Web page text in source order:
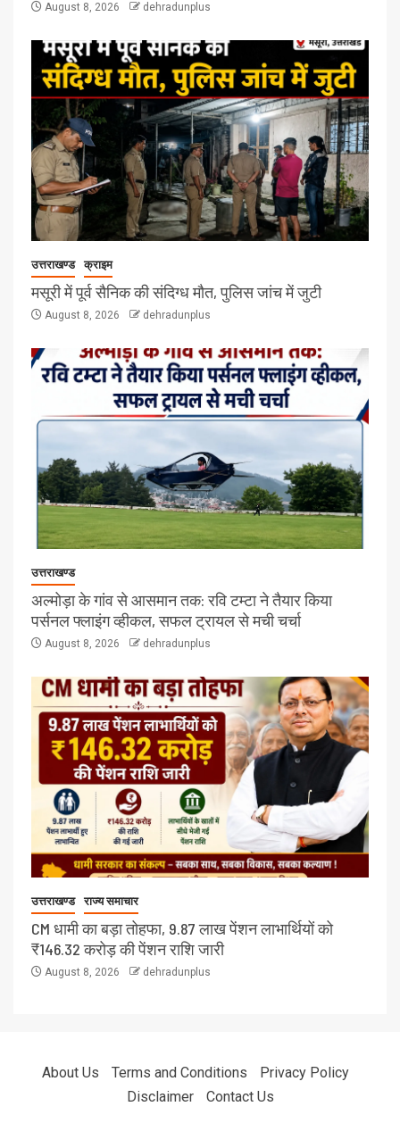
August 8, 2026 dehradunplus
उत्तराखण्ड क्राइम
मसूरी में पूर्व सैनिक की संदिग्ध मौत, पुलिस जांच में जुटी
August 8, 2026 dehradunplus
उत्तराखण्ड
अल्मोड़ा के गांव से आसमान तक: रवि टम्टा ने तैयार किया
पर्सनल फ्लाइंग व्हीकल, सफल ट्रायल से मची चर्चा
August 8, 2026 dehradunplus
उत्तराखण्ड राज्य समाचार
CM धामी का बड़ा तोहफा, 9.87 लाख पेंशन लाभार्थियों को
₹146.32 करोड़ की पेंशन राशि जारी
August 8, 2026 dehradunplus
About Us Terms and Conditions
Privacy Policy
Disclaimer
Contact Us